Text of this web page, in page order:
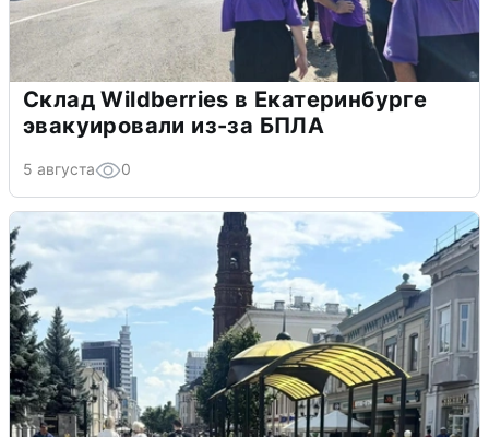
Склад Wildberries в Екатеринбурге
эвакуировали из-за БПЛА
5 августа 0